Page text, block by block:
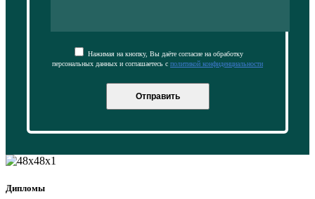
Нажимая на кнопку, Вы даёте согласие на обработку
персональных данных и соглашаетесь с политикой конфиденциальности
Отправить
Дипломы